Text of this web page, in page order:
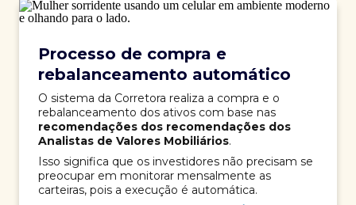
Processo de compra e
rebalanceamento automático
O sistema da Corretora realiza a compra e o
rebalanceamento dos ativos com base nas
recomendações dos recomendações dos
Analistas de Valores Mobiliários.
Isso significa que os investidores não precisam se
preocupar em monitorar mensalmente as
carteiras, pois a execução é automática.